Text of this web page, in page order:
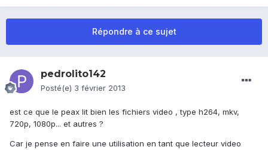
Répondre à ce sujet
pedrolito142
Posté(e) 3 février 2013
est ce que le peax lit bien les fichiers video , type h264, mkv,
720p, 1080p... et autres ?
Car je pense en faire une utilisation en tant que lecteur video